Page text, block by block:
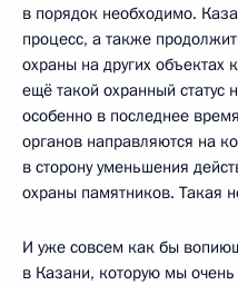
в порядок необходимо.
процесс, а также
охраны на других объектах
ещё такой охранный статус
особенно в последнее
органов направляются на
в сторону уменьшения
охраны памятников. Такая
И уже совсем как бы
в Казани, которую мы